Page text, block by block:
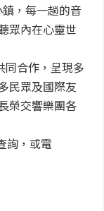
，每一趟的音
眾內在心靈世
同合作，呈現多
民眾及國際友
榮交響樂團各
詢，或電